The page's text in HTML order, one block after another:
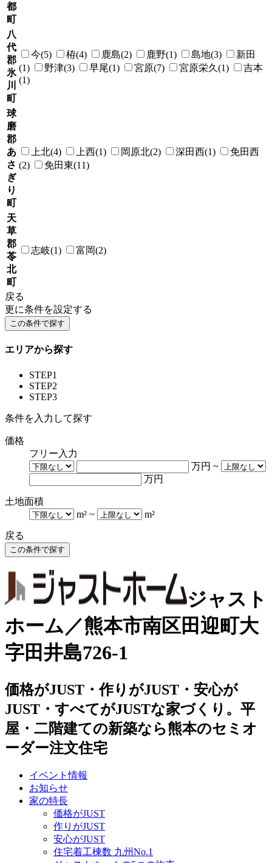
都
町
八
代
郡
氷
川
町
今(5) 栫(4) 鹿島(2) 鹿野(1) 島地(3)
新田
(1)
野津(3) 早尾(1) 宮原(7) 宮原栄久(1)
吉本
(1)
球
磨
郡
あ
さ
ぎ
り
町
上北(4) 上西(1) 岡原北(2) 深田西(1)
免田西
(2)
免田東(11)
天
草
郡
苓
北
町
志岐(1) 富岡(2)
戻る
更に条件を設定する
エリアから探す
STEP1
STEP2
STEP3
条件を入力して探す
価格
フリー入力
万円 ~
万円
土地面積
m² ~ m²
戻る
ジャスト
ホーム／熊本市南区田迎町大
字田井島726-1
価格がJUST・作りがJUST・安心が
JUST・すべてがJUSTな家づくり。平
屋・二階建ての新築なら熊本のセミオ
ーダー注文住宅
イベント情報
お知らせ
家の特長
価格がJUST
作りがJUST
安心がJUST
住宅着工棟数 九州No.1